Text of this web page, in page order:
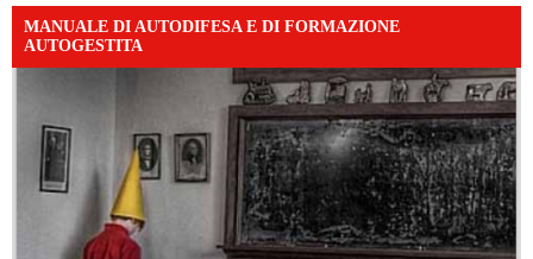
MANUALE DI AUTODIFESA E DI FORMAZIONE
AUTOGESTITA